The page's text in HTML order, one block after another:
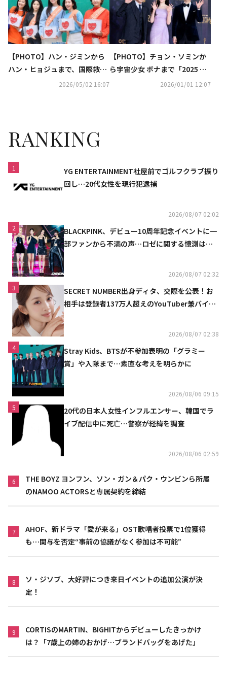
【PHOTO】ハン・ジミンから
ハン・ヒョジュまで、国際救護
団体の募金イベントに参加
2026/05/02 16:07
【PHOTO】チョン・ソミンか
ら宇宙少女 ボナまで「2025 SB
S演技大賞」レッドカーペット
2026/01/01 12:07
RANKING
1
YG ENTERTAINMENT社屋前でゴルフクラブ振り
回し…20代女性を現行犯逮捕
2026/08/07 02:02
2
BLACKPINK、デビュー10周年記念イベントに一
部ファンから不満の声…ロゼに関する憶測は否
2026/08/07 02:32
3
SECRET NUMBER出身ディタ、交際を公表！お
相手は登録者137万人超えのYouTuber兼バイオ
2026/08/07 02:38
4
Stray Kids、BTSが不参加表明の「グラミー
賞」や入隊まで…素直な考えを明らかに
2026/08/06 09:15
5
20代の日本人女性インフルエンサー、韓国でラ
イブ配信中に死亡…警察が経緯を調査
2026/08/06 02:59
6
THE BOYZ ヨンフン、ソン・ガン＆パク・ウンビンら所属
のNAMOO ACTORSと専属契約を締結
7
AHOF、新ドラマ「愛が来る」OST歌唱者投票で1位獲得
も…関与を否定“事前の協議がなく参加は不可能”
8
ソ・ジソブ、大好評につき来日イベントの追加公演が決
定！
9
CORTISのMARTIN、BIGHITからデビューしたきっかけ
は？「7歳上の姉のおかげ…ブランドバッグをあげた」